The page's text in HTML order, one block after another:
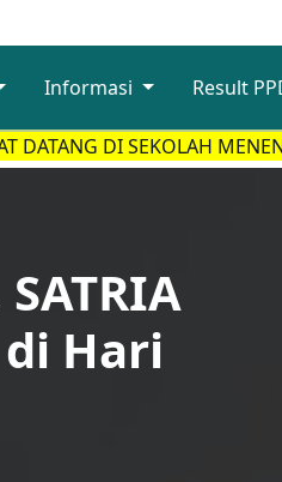
Informasi Result
DI SEKOLAH MENENGAH
Hari